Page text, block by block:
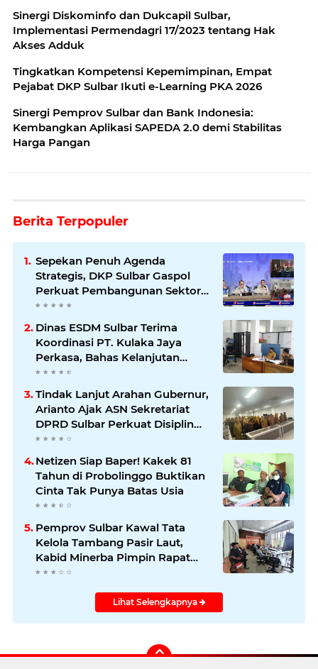
Sinergi Diskominfo dan Dukcapil Sulbar,
Implementasi Permendagri 17/2023 tentang Hak
Akses Adduk
Tingkatkan Kompetensi Kepemimpinan, Empat
Pejabat DKP Sulbar Ikuti e-Learning PKA 2026
Sinergi Pemprov Sulbar dan Bank Indonesia:
Kembangkan Aplikasi SAPEDA 2.0 demi Stabilitas
Harga Pangan
Berita Terpopuler
Sepekan Penuh Agenda
Strategis, DKP Sulbar Gaspol
Perkuat Pembangunan Sektor
Kelautan dan Perikanan
Dinas ESDM Sulbar Terima
Koordinasi PT. Kulaka Jaya
Perkasa, Bahas Kelanjutan
Pengelolaan IUP
Tindak Lanjut Arahan Gubernur,
Arianto Ajak ASN Sekretariat
DPRD Sulbar Perkuat Disiplin
dan Profesionalisme
Netizen Siap Baper! Kakek 81
Tahun di Probolinggo Buktikan
Cinta Tak Punya Batas Usia
Pemprov Sulbar Kawal Tata
Kelola Tambang Pasir Laut,
Kabid Minerba Pimpin Rapat
RKAB PT. Kulaka Jaya Perkasa
Lihat Selengkapnya